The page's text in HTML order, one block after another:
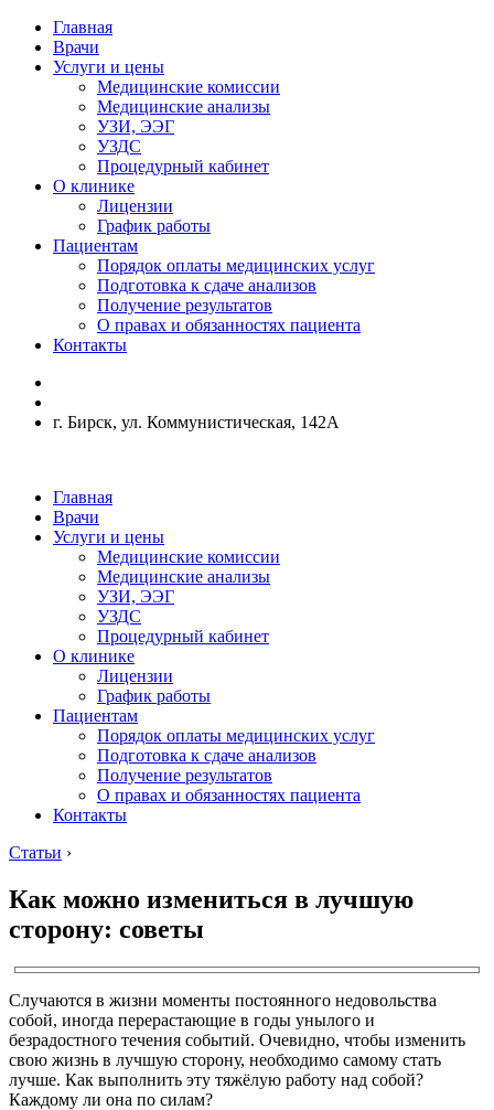
Главная
Врачи
Услуги и цены
Медицинские комиссии
Медицинские анализы
УЗИ, ЭЭГ
УЗДС
Процедурный кабинет
О клинике
Лицензии
График работы
Пациентам
Порядок оплаты медицинских услуг
Подготовка к сдаче анализов
Получение результатов
О правах и обязанностях пациента
Контакты
г. Бирск, ул. Коммунистическая, 142А
Главная
Врачи
Услуги и цены
Медицинские комиссии
Медицинские анализы
УЗИ, ЭЭГ
УЗДС
Процедурный кабинет
О клинике
Лицензии
График работы
Пациентам
Порядок оплаты медицинских услуг
Подготовка к сдаче анализов
Получение результатов
О правах и обязанностях пациента
Контакты
Статьи ›
Как можно измениться в лучшую
сторону: советы
Случаются в жизни моменты постоянного недовольства
собой, иногда перерастающие в годы унылого и
безрадостного течения событий. Очевидно, чтобы изменить
свою жизнь в лучшую сторону, необходимо самому стать
лучше. Как выполнить эту тяжёлую работу над собой?
Каждому ли она по силам?